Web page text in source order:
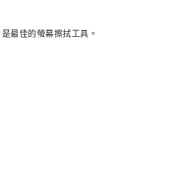
最佳的螢幕擦拭工具。